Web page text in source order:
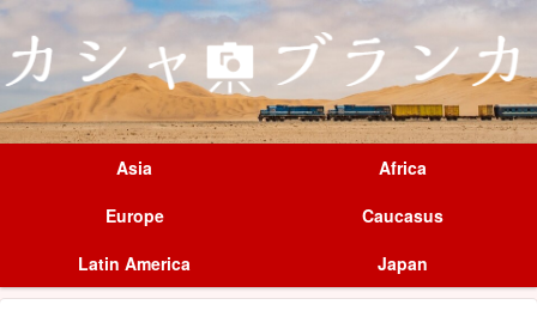
Asia
Africa
Europe
Caucasus
Latin America
Japan